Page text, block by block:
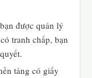
được quản lý
tranh chấp, bạn
tảng có giấy